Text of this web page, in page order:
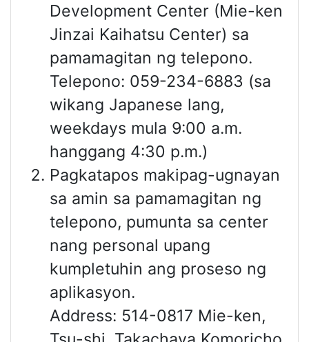
Development Center (Mie-ken
Jinzai Kaihatsu Center) sa
pamamagitan ng telepono.
Telepono: 059-234-6883 (sa
wikang Japanese lang,
weekdays mula 9:00 a.m.
hanggang 4:30 p.m.)
Pagkatapos makipag-ugnayan
sa amin sa pamamagitan ng
telepono, pumunta sa center
nang personal upang
kumpletuhin ang proseso ng
aplikasyon.
Address: 514-0817 Mie-ken,